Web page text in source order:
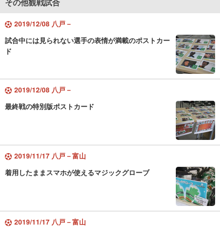
2019/12/08 八戸－
試合中には見られない選手の表情が満載のポストカー
ド
2019/12/08 八戸－
最終戦の特別版ポストカード
2019/11/17 八戸－富山
着用したままスマホが使えるマジックグローブ
2019/11/17 八戸－富山